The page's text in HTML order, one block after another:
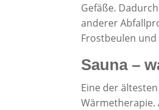
Gefäße.
anderer
Frostbeulen und
Sauna –
Eine der
Wärmetherapie.